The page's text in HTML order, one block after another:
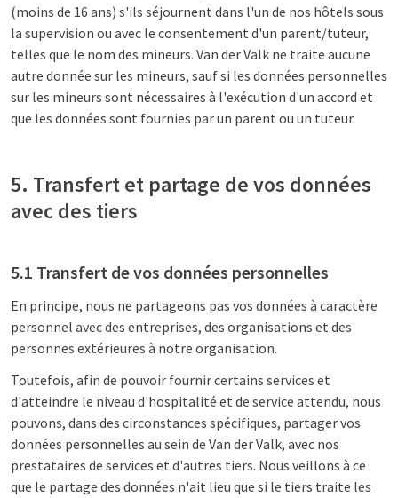
(moins de 16 ans) s'ils séjournent dans l'un de nos hôtels sous
la supervision ou avec le consentement d'un parent/tuteur,
telles que le nom des mineurs. Van der Valk ne traite aucune
autre donnée sur les mineurs, sauf si les données personnelles
sur les mineurs sont nécessaires à l'exécution d'un accord et
que les données sont fournies par un parent ou un tuteur.
5. Transfert et partage de vos données
avec des tiers
5.1 Transfert de vos données personnelles
En principe, nous ne partageons pas vos données à caractère
personnel avec des entreprises, des organisations et des
personnes extérieures à notre organisation.
Toutefois, afin de pouvoir fournir certains services et
d'atteindre le niveau d'hospitalité et de service attendu, nous
pouvons, dans des circonstances spécifiques, partager vos
données personnelles au sein de Van der Valk, avec nos
prestataires de services et d'autres tiers. Nous veillons à ce
que le partage des données n'ait lieu que si le tiers traite les